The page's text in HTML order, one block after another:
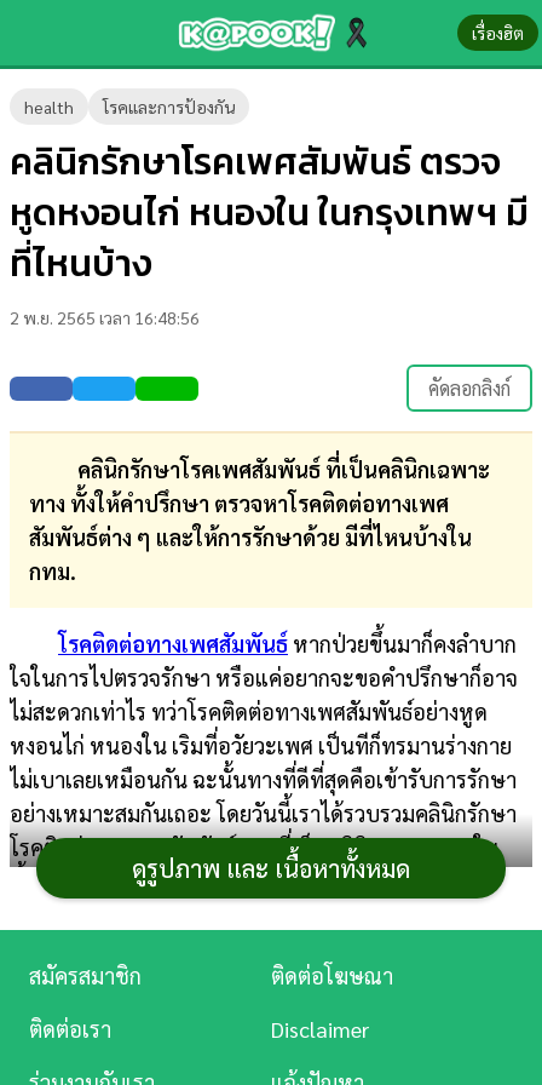
เรื่องฮิต
health โรคและการป้องกัน
คลินิกรักษาโรคเพศสัมพันธ์ ตรวจ
หูดหงอนไก่ หนองใน ในกรุงเทพฯ มี
ที่ไหนบ้าง
2 พ.ย. 2565 เวลา 16:48:56
คัดลอกลิงก์
คลินิกรักษาโรคเพศสัมพันธ์ ที่เป็นคลินิกเฉพาะ
ทาง ทั้งให้คำปรึกษา ตรวจหาโรคติดต่อทางเพศ
สัมพันธ์ต่าง ๆ และให้การรักษาด้วย มีที่ไหนบ้างใน
กทม.
โรคติดต่อทางเพศสัมพันธ์ หากป่วยขึ้นมาก็คงลำบาก
ใจในการไปตรวจรักษา หรือแค่อยากจะขอคำปรึกษาก็อาจ
ไม่สะดวกเท่าไร ทว่าโรคติดต่อทางเพศสัมพันธ์อย่างหูด
หงอนไก่ หนองใน เริมที่อวัยวะเพศ เป็นทีก็ทรมานร่างกาย
ไม่เบาเลยเหมือนกัน ฉะนั้นทางที่ดีที่สุดคือเข้ารับการรักษา
อย่างเหมาะสมกันเถอะ โดยวันนี้เราได้รวบรวมคลินิกรักษา
โรคติดต่อทางเพศสัมพันธ์แบบที่เป็นคลินิกเฉพาะทางใน
พื้นที่ กทม. มาให้ตรงนี้แล้ว พร้อมเช็กคร่าว ๆ ด้วยว่า โรค
มีโรคอะไรบ้าง
ดูรูปภาพ และ เนื้อหาทั้งหมด
ข่าว-
ความ
รู้
บันเทิง
ตรวจ
หวย
บอล
สด
การ
การ
ศึกษา
บันเทิง
ดู
หนัง
สมัครสมาชิก
ติดต่อโฆษณา
ติดต่อเรา
Disclaimer